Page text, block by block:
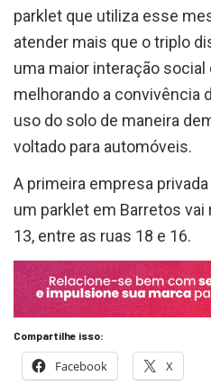
parklet que utiliza esse
atender mais que o triplo
uma maior interação
melhorando a convivência
uso do solo de maneira
voltado para automóveis.
A primeira empresa
um parklet em Barretos vai
13, entre as ruas 18 e 16.
Compartilhe isso:
Facebook X